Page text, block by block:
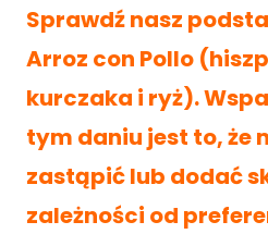
Sprawdź nasz
Arroz con Pollo
kurczaka i ryż).
tym daniu jest to, że
zastąpić lub dodać
zależności od